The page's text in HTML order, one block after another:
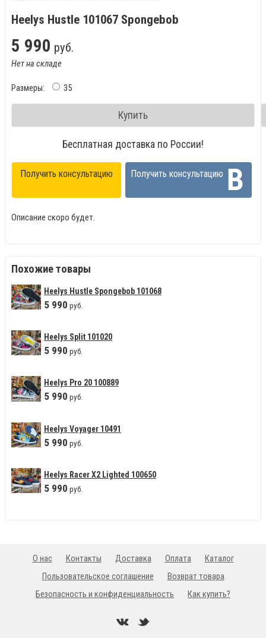
Похожие товары
Heelys Hustle Spongebob 101068
5 990 руб.
Heelys Split 101020
5 990 руб.
Heelys Pro 20 100889
5 990 руб.
Heelys Voyager 10491
5 990 руб.
Heelys Racer X2 Lighted 100650
5 990 руб.
Heelys Hustle 101067 Spongebob
5 990 руб.
Нет на складе
Размеры: 35
Купить
Бесплатная доставка по России!
Получить консультацию Получить консультацию
Описание скоро будет.
О нас Контакты Доставка Оплата
Каталог
Пользовательское соглашение
Возврат товара
Безопасность и конфиденциальность
Как купить?